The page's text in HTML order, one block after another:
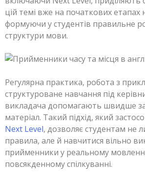
цій темі вже на початкових етапах
формуючи у студентів правильне
структури мови.
Регулярна практика, робота з
структуроване навчання під
викладача допомагають швидше
матеріал. Такий підхід, який
Next Level, дозволяє студентам не
правила, але й навчитися вільно
прийменники у реальному
повсякденному спілкуванні.